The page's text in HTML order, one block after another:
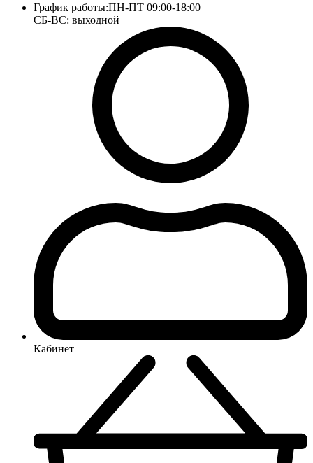
График работы:ПН-ПТ 09:00-18:00
СБ-ВС: выходной
Кабинет